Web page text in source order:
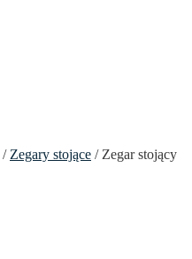
/ Zegary stojące / Zegar stojący